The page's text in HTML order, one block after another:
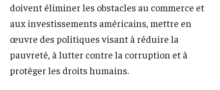
doivent éliminer les obstacles au commerce et
aux investissements américains, mettre en
œuvre des politiques visant à réduire la
pauvreté, à lutter contre la corruption et à
protéger les droits humains.